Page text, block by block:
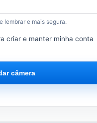
lembrar e mais segura.
criar e manter minha conta
câmera